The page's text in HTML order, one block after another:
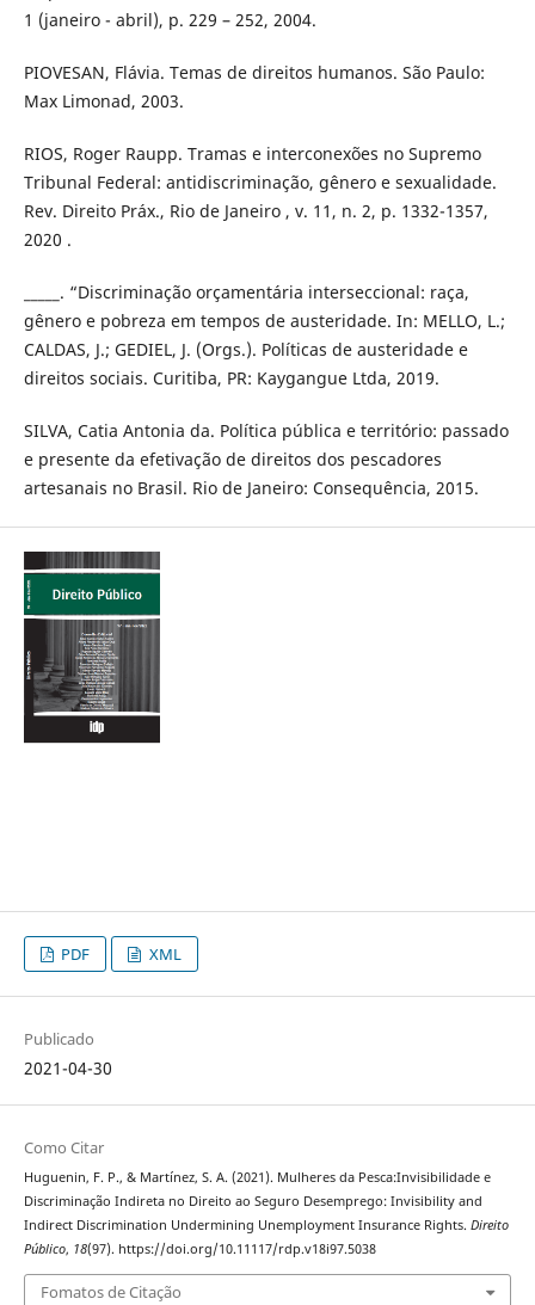
1 (janeiro - abril), p. 229 – 252, 2004.
PIOVESAN, Flávia. Temas de direitos humanos. São Paulo:
Max Limonad, 2003.
RIOS, Roger Raupp. Tramas e interconexões no Supremo
Tribunal Federal: antidiscriminação, gênero e sexualidade.
Rev. Direito Práx., Rio de Janeiro , v. 11, n. 2, p. 1332-1357,
2020 .
_____. “Discriminação orçamentária interseccional: raça,
gênero e pobreza em tempos de austeridade. In: MELLO, L.;
CALDAS, J.; GEDIEL, J. (Orgs.). Políticas de austeridade e
direitos sociais. Curitiba, PR: Kaygangue Ltda, 2019.
SILVA, Catia Antonia da. Política pública e território: passado
e presente da efetivação de direitos dos pescadores
artesanais no Brasil. Rio de Janeiro: Consequência, 2015.
PDF XML
Publicado
2021-04-30
Como Citar
Huguenin, F. P., & Martínez, S. A. (2021). Mulheres da Pesca:Invisibilidade e
Discriminação Indireta no Direito ao Seguro Desemprego: Invisibility and
Indirect Discrimination Undermining Unemployment Insurance Rights. Direito
Público, 18(97). https://doi.org/10.11117/rdp.v18i97.5038
Fomatos de Citação